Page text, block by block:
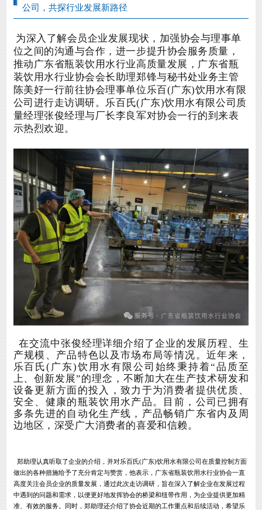
公司，共探行业发展新路径
为深入了解会员企业发展现状，加强协会与理事单
位之间的沟通与合作，进一步提升协会服务质量，
推动广东省瓶装饮用水行业高质量发展，广东省瓶
装饮用水行业协会会长助理郑锋与秘书处业务主管
陈美好一行前往协会理事单位乐百 (广东)饮用水有限
公司进行走访调研。 乐百氏(广东)饮用水有限公司 质
量经理张俊经理与厂长李良军对协会一行的到来表
示热烈欢迎。
在交流中张俊经理详细介绍了企业的发展历程、生
产规模、产品特色以及市场布局等情况。近年来，
乐百 氏(广东)饮用水有限公司始终秉持着“品质至
上、创新发展”的理念，不断加大在生产技术研发和
设备更新方面的投入，致力于为消费者提供优质、
安全、健康的瓶装饮用水产品。目前，公司已拥有
多条先进的自动化生产线，产品畅销广东省内及周
边地区，深受广大消费者的喜爱和信赖。
郑助理认真听取了企业的介绍，并对乐百氏(广东)饮用水有限公司在质量控制方面
做出的各种措施给予了充分肯定与赞赏， 他表示，广东省瓶装饮用水行业协会一直
高度关注会员企业的质量发展，通过此次走访调研，旨在深入了解企业在发展过程
中遇到的问题和需求，以便更好地发挥协会的桥梁和纽带作用，为企业提供更加精
准、有效的服务。同时，郑助理还介绍了协会近期的工作重点和后续活动，希望乐